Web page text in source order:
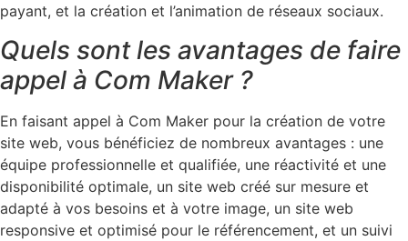
payant, et la création et l’animation de réseaux sociaux.
Quels sont les avantages de faire
appel à Com Maker ?
En faisant appel à Com Maker pour la création de votre
site web, vous bénéficiez de nombreux avantages : une
équipe professionnelle et qualifiée, une réactivité et une
disponibilité optimale, un site web créé sur mesure et
adapté à vos besoins et à votre image, un site web
responsive et optimisé pour le référencement, et un suivi